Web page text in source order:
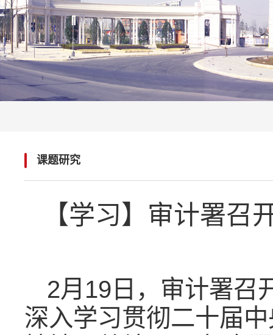
课题研究
【学习】审计署召
2月19日，审计署召
深入学习贯彻二十届